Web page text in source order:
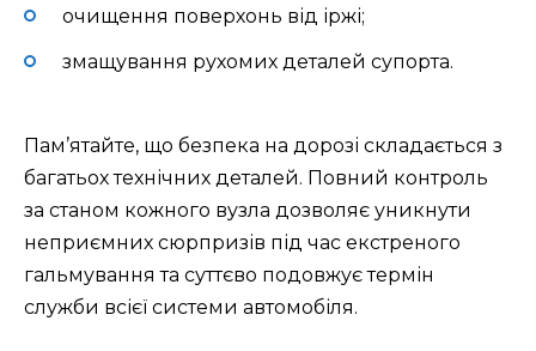
очищення поверхонь від іржі;
змащування рухомих деталей супорта.
Пам’ятайте, що безпека на дорозі складається з
багатьох технічних деталей. Повний контроль
за станом кожного вузла дозволяє уникнути
неприємних сюрпризів під час екстреного
гальмування та суттєво подовжує термін
служби всієї системи автомобіля.